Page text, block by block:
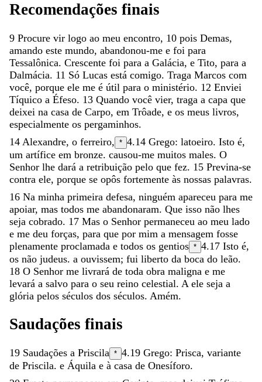
Recomendações finais
9 Procure vir logo ao meu encontro, 10 pois Demas,
amando este mundo, abandonou-me e foi para
Tessalônica. Crescente foi para a Galácia, e Tito, para a
Dalmácia. 11 Só Lucas está comigo. Traga Marcos com
você, porque ele me é útil para o ministério. 12 Enviei
Tíquico a Éfeso. 13 Quando você vier, traga a capa que
deixei na casa de Carpo, em Trôade, e os meus livros,
especialmente os pergaminhos.
14 Alexandre, o ferreiro, * 4.14 Grego: latoeiro. Isto é,
um artífice em bronze. causou-me muitos males. O
Senhor lhe dará a retribuição pelo que fez. 15 Previna-se
contra ele, porque se opôs fortemente às nossas palavras.
16 Na minha primeira defesa, ninguém apareceu para me
apoiar, mas todos me abandonaram. Que isso não lhes
seja cobrado. 17 Mas o Senhor permaneceu ao meu lado
e me deu forças, para que por mim a mensagem fosse
plenamente proclamada e todos os gentios * 4.17 Isto é,
os não judeus. a ouvissem; fui liberto da boca do leão.
18 O Senhor me livrará de toda obra maligna e me
levará a salvo para o seu reino celestial. A ele seja a
glória pelos séculos dos séculos. Amém.
Saudações finais
19 Saudações a Priscila * 4.19 Grego: Prisca, variante
de Priscila. e Áquila e à casa de Onesíforo.